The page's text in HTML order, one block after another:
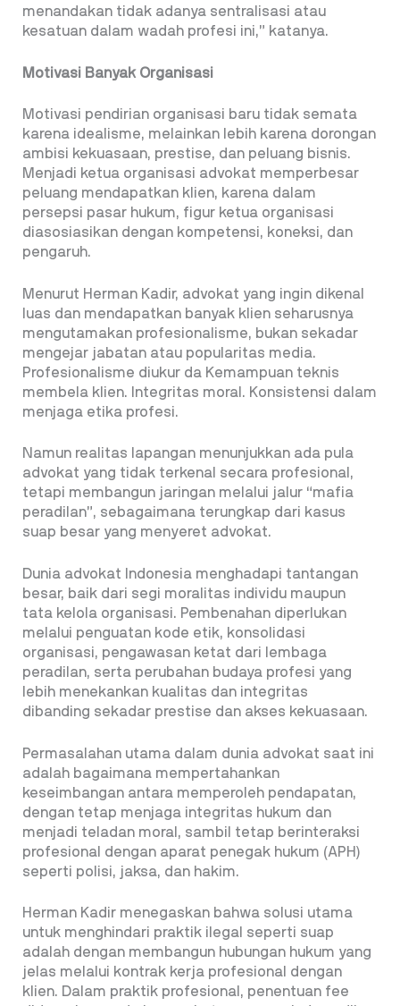
menandakan tidak adanya sentralisasi atau
kesatuan dalam wadah profesi ini,” katanya.
Motivasi Banyak Organisasi
Motivasi pendirian organisasi baru tidak semata
karena idealisme, melainkan lebih karena dorongan
ambisi kekuasaan, prestise, dan peluang bisnis.
Menjadi ketua organisasi advokat memperbesar
peluang mendapatkan klien, karena dalam
persepsi pasar hukum, figur ketua organisasi
diasosiasikan dengan kompetensi, koneksi, dan
pengaruh.
Menurut Herman Kadir, advokat yang ingin dikenal
luas dan mendapatkan banyak klien seharusnya
mengutamakan profesionalisme, bukan sekadar
mengejar jabatan atau popularitas media.
Profesionalisme diukur da Kemampuan teknis
membela klien. Integritas moral. Konsistensi dalam
menjaga etika profesi.
Namun realitas lapangan menunjukkan ada pula
advokat yang tidak terkenal secara profesional,
tetapi membangun jaringan melalui jalur “mafia
peradilan”, sebagaimana terungkap dari kasus
suap besar yang menyeret advokat.
Dunia advokat Indonesia menghadapi tantangan
besar, baik dari segi moralitas individu maupun
tata kelola organisasi. Pembenahan diperlukan
melalui penguatan kode etik, konsolidasi
organisasi, pengawasan ketat dari lembaga
peradilan, serta perubahan budaya profesi yang
lebih menekankan kualitas dan integritas
dibanding sekadar prestise dan akses kekuasaan.
Permasalahan utama dalam dunia advokat saat ini
adalah bagaimana mempertahankan
keseimbangan antara memperoleh pendapatan,
dengan tetap menjaga integritas hukum dan
menjadi teladan moral, sambil tetap berinteraksi
profesional dengan aparat penegak hukum (APH)
seperti polisi, jaksa, dan hakim.
Herman Kadir menegaskan bahwa solusi utama
untuk menghindari praktik ilegal seperti suap
adalah dengan membangun hubungan hukum yang
jelas melalui kontrak kerja profesional dengan
klien. Dalam praktik profesional, penentuan fee